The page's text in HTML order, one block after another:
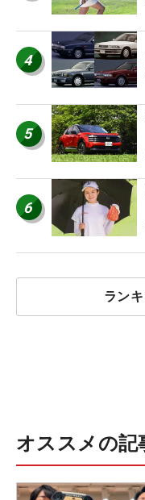
4
5
6
ラン
オススメの記